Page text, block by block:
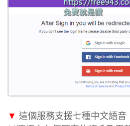
▼ 這個服務支援七種中文語音